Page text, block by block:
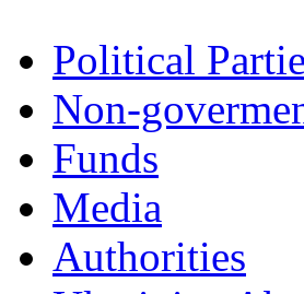
Political
Non-
Funds
Мedia
Authorities